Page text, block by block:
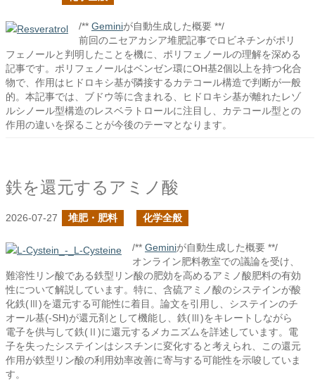
/** Geminiが自動生成した概要 **/
前回のニセアカシア堆肥記事でロビネチンがポリ
フェノールと判明したことを機に、ポリフェノールの理解を深める
記事です。ポリフェノールはベンゼン環にOH基2個以上を持つ化合
物で、作用はヒドロキシ基が隣接するカテコール構造で判断が一般
的。本記事では、ブドウ等に含まれる、ヒドロキシ基が離れたレゾ
ルシノール型構造のレスベラトロールに注目し、カテコール型との
作用の違いを探ることが今後のテーマとなります。
鉄を還元するアミノ酸
2026-07-27 堆肥・肥料 化学全般
/** Geminiが自動生成した概要 **/
オンライン肥料教室での議論を受け、
難溶性リン酸である鉄型リン酸の肥効を高めるアミノ酸肥料の有効
性について解説しています。特に、含硫アミノ酸のシステインが酸
化鉄(Ⅲ)を還元する可能性に着目。論文を引用し、システインのチ
オール基(-SH)が還元剤として機能し、鉄(Ⅲ)をキレートしながら
電子を供与して鉄(Ⅱ)に還元するメカニズムを詳述しています。電
子を失ったシステインはシスチンに変化すると考えられ、この還元
作用が鉄型リン酸の利用効率改善に寄与する可能性を示唆していま
す。